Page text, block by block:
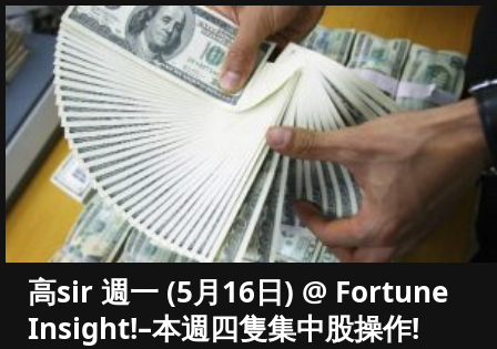
高sir 週一 (5月16日) @ Fortune
Insight!–本週四隻集中股操作!